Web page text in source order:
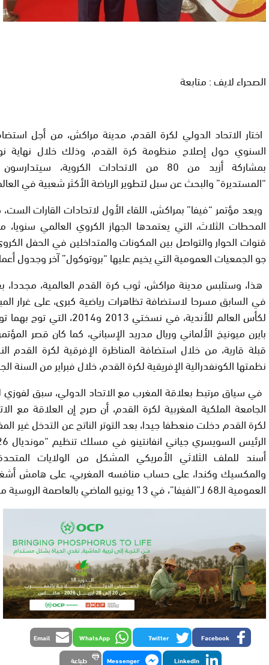
الصحراء لايف : متابعة
اختار الاتحاد الدولي لكرة القدم، مدينة مراكش، من أجل
السنوي حول إصلاح منظومة كرة القدم، وذلك خلال نهاية
بمشاركة أزيد من 80 من الاتحادات الكروية،
“المستديرة” والبحث عن سبل لتطوير الرياضة الأكثر شعبية في
ويعد مؤتمر “فيفا” بمراكش، اللقاء الأول لاتحادات القارات
المحطات الثلاث، التي يعتمدها الجهاز الكروي العالمي
قنوات الحوار والتواصل بين المكونات والمتداخلين في الحفل
جو الجمعيات العمومية التي يخيم عليها “بروتوكول” آخر وجدول
هذا، وستلبس مدينة مراكش، ثوب كرة القدم العالمية، مجددا،
في السابق مسرحا لاستضافة تظاهرات رياضية كبرى، على غرار
لكأس العالم للأندية، في نسختي 2013
بايرن ميونيخ الألماني وريال مدريد الإسباني، كما كان قصر
قبلة قارية، من خلال استضافة المناظرة الإفرقية لكرة القدم
نظمتها الكونفدرالية الإفريقية لكرة القدم، خلال فبراير من السنة
في سياق مرتبط بعلاقة المغرب مع الاتحاد الدولي، سبق
الجامعة الملكية المغربية لكرة القدم، أن صرح إن العلاقة مع
لكرة القدم دخلت منعطفا جيدا، بعد التوتر الناتج عن التدخل غير
أسند للملف الثلاثي الأمريكي المشكل من الولايات
والمكسيك وكندا، على حساب منافسه المغربي، على هامش
العمومية الـ68 لـ”الفيفا”، في 13 يونيو الماضي بالعاصمة الروسية موسكو.
Facebook
Twitter
WhatsApp
Email
LinkedIn
Messenger طباعة